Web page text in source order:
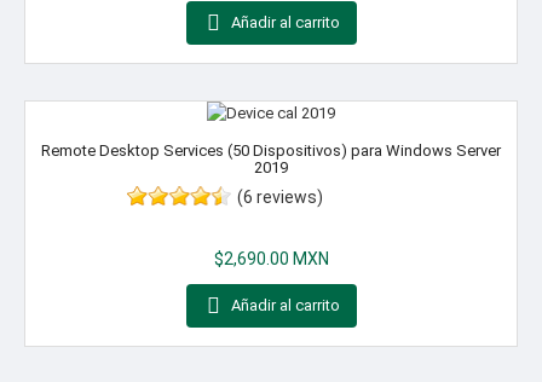
 Añadir al carrito
Remote Desktop Services (50 Dispositivos) para Windows Server
2019
(6 reviews)
$2,690.00 MXN
 Añadir al carrito